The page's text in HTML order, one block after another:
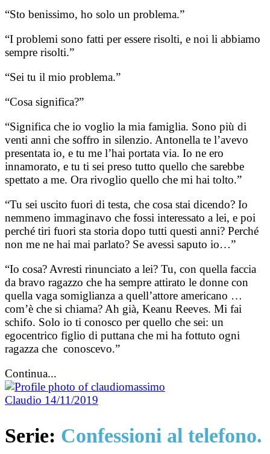
“Sto benissimo, ho solo un problema.”
“I problemi sono fatti per essere risolti, e noi li abbiamo
sempre risolti.”
“Sei tu il mio problema.”
“Cosa significa?”
“Significa che io voglio la mia famiglia. Sono più di
venti anni che soffro in silenzio. Antonella te l’avevo
presentata io, e tu me l’hai portata via. Io ne ero
innamorato, e tu ti sei preso tutto quello che sarebbe
spettato a me. Ora rivoglio quello che mi hai tolto.”
“Tu sei uscito fuori di testa, che cosa stai dicendo? Io
nemmeno immaginavo che fossi interessato a lei, e poi
perché tiri fuori sta storia dopo tutti questi anni? Perché
non me ne hai mai parlato? Se avessi saputo io…”
“Io cosa? Avresti rinunciato a lei? Tu, con quella faccia
da bravo ragazzo che ha sempre attirato le donne con
quella vaga somiglianza a quell’attore americano …
com’è che si chiama? Ah già, Keanu Reeves. Mi fai
schifo. Solo io ti conosco per quello che sei: un
egocentrico figlio di puttana che mi ha fottuto ogni
ragazza che conoscevo.”
Continua...
Claudio 14/11/2019
Serie: Confessioni al telefono.